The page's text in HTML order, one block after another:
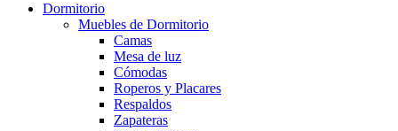
Dormitorio
Muebles de Dormitorio
Camas
Mesa de luz
Cómodas
Roperos y Placares
Respaldos
Zapateras